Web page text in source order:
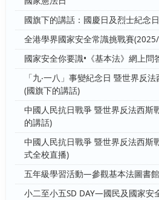
國旗下的講話：國慶日及烈士紀念日
全港學界國家安全常識挑戰賽
國家安全你要識•《基本法》網上問
「九‧一八」事變紀念日 暨世界反
(國旗下的講話)
中國人民抗日戰爭 暨世界反法西斯
的講話)
中國人民抗日戰爭 暨世界反法西斯
式全校直播)
五年級學習活動—參觀基本法圖書
小二至小五SD DAY—國民及國家安